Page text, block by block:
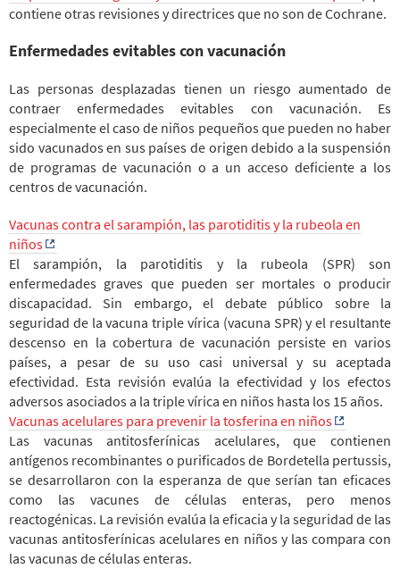
contiene otras revisiones y directrices que no son de Cochrane.
Enfermedades evitables con vacunación
Las personas desplazadas tienen un riesgo aumentado de
contraer enfermedades evitables con vacunación. Es
especialmente el caso de niños pequeños que pueden no haber
sido vacunados en sus países de origen debido a la suspensión
de programas de vacunación o a un acceso deficiente a los
centros de vacunación.
Vacunas contra el sarampión, las parotiditis y la rubeola en
niños
El sarampión, la parotiditis y la rubeola (SPR) son
enfermedades graves que pueden ser mortales o producir
discapacidad. Sin embargo, el debate público sobre la
seguridad de la vacuna triple vírica (vacuna SPR) y el resultante
descenso en la cobertura de vacunación persiste en varios
países, a pesar de su uso casi universal y su aceptada
efectividad. Esta revisión evalúa la efectividad y los efectos
adversos asociados a la triple vírica en niños hasta los 15 años.
Vacunas acelulares para prevenir la tosferina en niños
Las vacunas antitosferínicas acelulares, que contienen
antígenos recombinantes o purificados de Bordetella pertussis,
se desarrollaron con la esperanza de que serían tan eficaces
como las vacunes de células enteras, pero menos
reactogénicas. La revisión evalúa la eficacia y la seguridad de las
vacunas antitosferínicas acelulares en niños y las compara con
las vacunas de células enteras.